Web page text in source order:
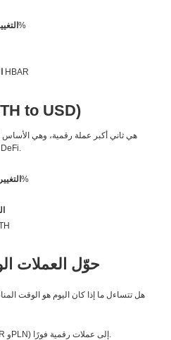
1.29%
43,791,096,241 HBAR
to USD)
اللامركزية والعقود الذكية ومنظومة DeFi.
-0.25%
ETH
حوّل العملات
هل تتساءل ما إذا كان اليوم هو الوقت
تحويل العملات الورقية (USD وEUR وPLN) إلى عملات رقمية فورًا.